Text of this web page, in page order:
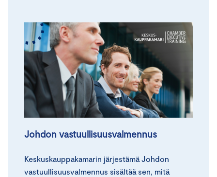
Johdon vastuullisuusvalmennus
Keskuskauppakamarin järjestämä Johdon
vastuullisuusvalmennus sisältää sen, mitä